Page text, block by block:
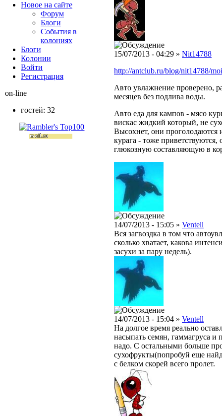
15/07/2013 - 04:29 » Nit14788
http://antclub.ru/blog/nit14788/
Авто увлажнение проверено,
месяцев без подлива воды.
Авто еда для кампов - мясо
вискас жидкий который, не
Высохнет, они
курага - тоже
глюкозную составляющую в
14/07/2013 - 15:05 » Ventell
Вся загвоздка в том что
сколько хватает, какова
засухи за пару недель).
14/07/2013 - 15:04 » Ventell
На долгое время реально
насыпать семян, гаммагруса и
надо. С остальными больше
сухофрукты(попробуй еще
с белком скорей всего пролет.
Новое на сайте
Форум
Блоги
События в
колониях
Блоги
Колонии
Войти
Peгиcтpaция
on-line
гостей: 32